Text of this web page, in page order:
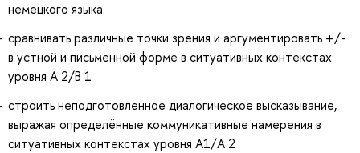
немецкого языка
сравнивать различные точки зрения и аргументировать +/-
в устной и письменной форме в ситуативных контекстах
уровня А 2/В 1
строить неподготовленное диалогическое высказывание,
выражая определённые коммуникативные намерения в
ситуативных контекстах уровня А1/А 2